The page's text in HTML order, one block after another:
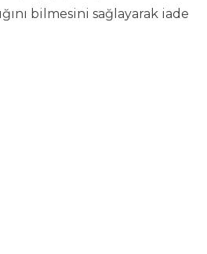
bilmesini sağlayarak iade